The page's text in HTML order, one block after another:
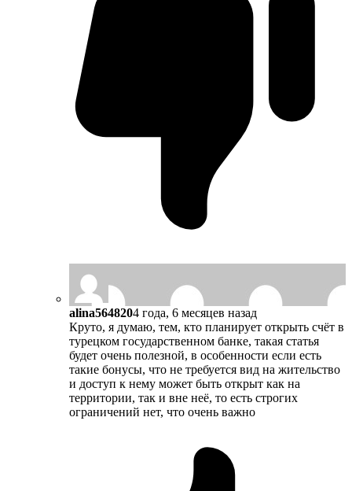
alina5648204 года, 6 месяцев назад
Круто, я думаю, тем, кто планирует открыть счёт в
турецком государственном банке, такая статья
будет очень полезной, в особенности если есть
такие бонусы, что не требуется вид на жительство
и доступ к нему может быть открыт как на
территории, так и вне неё, то есть строгих
ограничений нет, что очень важно